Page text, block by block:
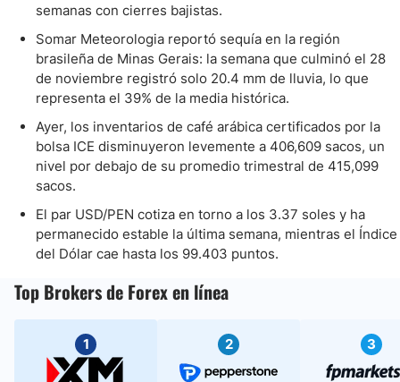
semanas con cierres bajistas.
Somar Meteorologia reportó sequía en la región
brasileña de Minas Gerais: la semana que culminó el 28
de noviembre registró solo 20.4 mm de lluvia, lo que
representa el 39% de la media histórica.
Ayer, los inventarios de café arábica certificados por la
bolsa ICE disminuyeron levemente a 406,609 sacos, un
nivel por debajo de su promedio trimestral de 415,099
sacos.
El par USD/PEN cotiza en torno a los 3.37 soles y ha
permanecido estable la última semana, mientras el Índice
del Dólar cae hasta los 99.403 puntos.
Top Brokers de Forex en línea
1 2 3